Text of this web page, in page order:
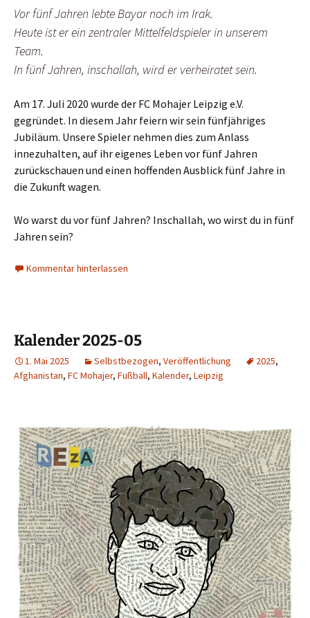
Vor fünf Jahren lebte Bayar noch im Irak.
Heute ist er ein zentraler Mittelfeldspieler in unserem
Team.
In fünf Jahren, inschallah, wird er verheiratet sein.
Am 17. Juli 2020 wurde der FC Mohajer Leipzig e.V.
gegründet. In diesem Jahr feiern wir sein fünfjähriges
Jubiläum. Unsere Spieler nehmen dies zum Anlass
innezuhalten, auf ihr eigenes Leben vor fünf Jahren
zurückschauen und einen hoffenden Ausblick fünf Jahre in
die Zukunft wagen.
Wo warst du vor fünf Jahren? Inschallah, wo wirst du in fünf
Jahren sein?
Kommentar hinterlassen
Kalender 2025-05
1. Mai 2025 Selbstbezogen, Veröffentlichung 2025,
Afghanistan, FC Mohajer, Fußball, Kalender, Leipzig